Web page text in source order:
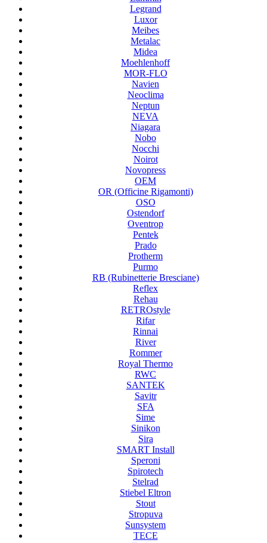
Legrand
Luxor
Meibes
Metalac
Midea
Moehlenhoff
MOR-FLO
Navien
Neoclima
Neptun
NEVA
Niagara
Nobo
Nocchi
Noirot
Novopress
OEM
OR (Officine Rigamonti)
OSO
Ostendorf
Oventrop
Pentek
Prado
Protherm
Purmo
RB (Rubinetterie Bresciane)
Reflex
Rehau
RETROstyle
Rifar
Rinnai
River
Rommer
Royal Thermo
RWC
SANTEK
Savitr
SFA
Sime
Sinikon
Sira
SMART Install
Speroni
Spirotech
Stelrad
Stiebel Eltron
Stout
Stropuva
Sunsystem
TECE